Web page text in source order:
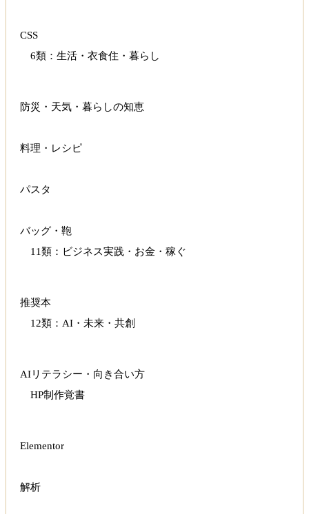
CSS
6類：生活・衣食住・暮らし
防災・天気・暮らしの知恵
料理・レシピ
パスタ
バッグ・鞄
11類：ビジネス実践・お金・稼ぐ
推奨本
12類：AI・未来・共創
AIリテラシー・向き合い方
HP制作覚書
Elementor
解析